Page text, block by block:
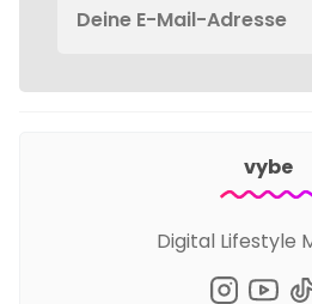
vybe
Digital Lifestyle